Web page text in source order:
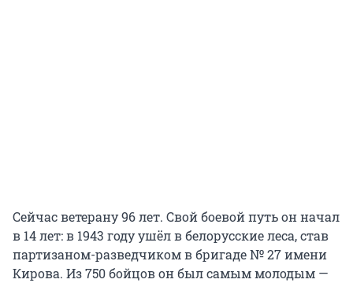
Сейчас ветерану 96 лет. Свой боевой путь он начал
в 14 лет: в 1943 году ушёл в белорусские леса, став
партизаном-разведчиком в бригаде № 27 имени
Кирова. Из 750 бойцов он был самым молодым —